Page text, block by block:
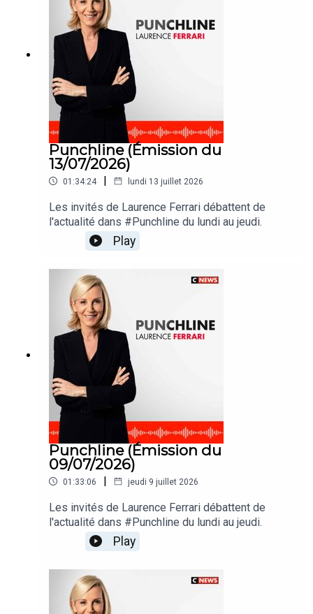
Punchline (Émission du
13/07/2026)
01:34:24 | lundi 13 juillet 2026
Les invités de Laurence Ferrari débattent de
l'actualité dans #Punchline du lundi au jeudi.
Play
Punchline (Émission du
09/07/2026)
01:33:06 | jeudi 9 juillet 2026
Les invités de Laurence Ferrari débattent de
l'actualité dans #Punchline du lundi au jeudi.
Play